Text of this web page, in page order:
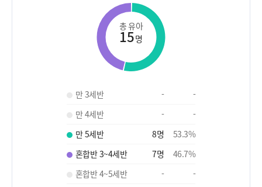
총 유아
15명
만 3세반 -
-
만 4세반
-
-
만 5세반
8명 53.3%
혼합반 3~4세반
7명 46.7%
혼합반 4~5세반
-
-